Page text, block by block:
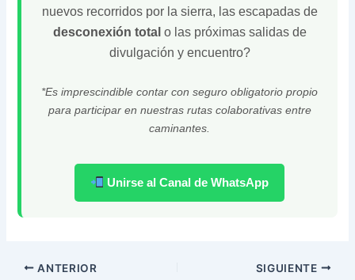
nuevos recorridos por la sierra, las escapadas de
desconexión total o las próximas salidas de
divulgación y encuentro?
*Es imprescindible contar con seguro obligatorio propio
para participar en nuestras rutas colaborativas entre
caminantes.
Unirse al Canal de WhatsApp
ANTERIOR SIGUIENTE